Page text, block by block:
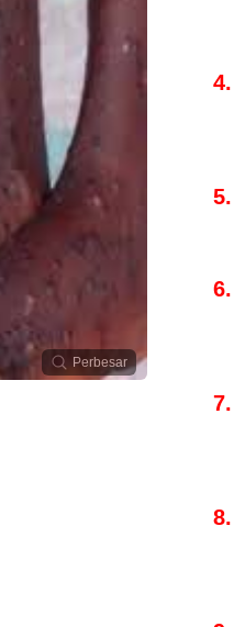
Perbesar
4.
5.
6.
7.
8.